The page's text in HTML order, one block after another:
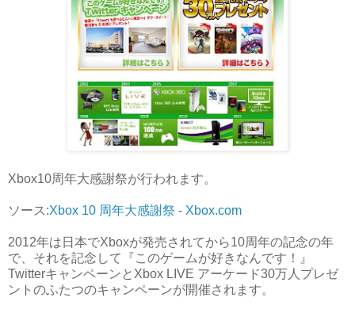
Xbox10周年大感謝祭が行われます。
ソース:Xbox 10 周年大感謝祭 - Xbox.com
2012年は日本でXboxが発売されてから10周年の記念の年
で、それを記念して『このゲームが好きなんです！』
TwitterキャンペーンとXbox LIVE アーケード30万人プレゼ
ントのふたつのキャンペーンが開催されます。